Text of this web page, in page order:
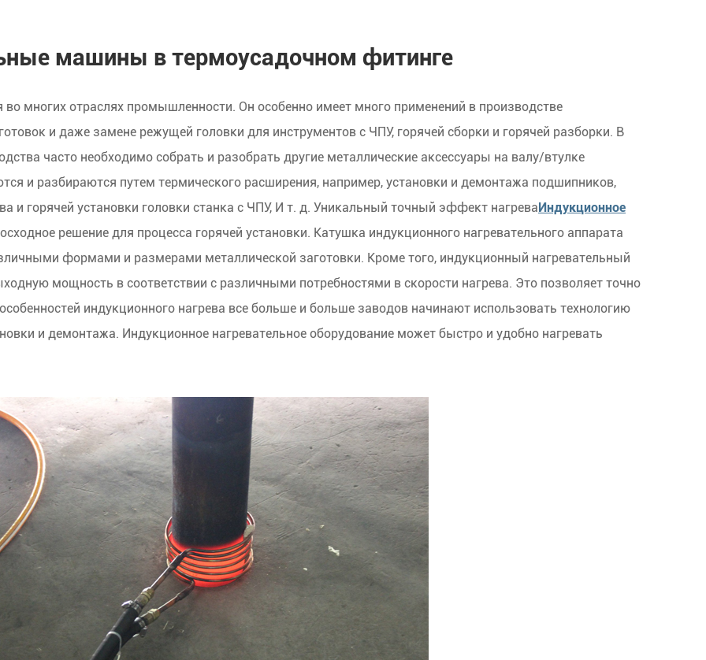
машины в термоусадочном фитинге
многих отраслях промышленности. Он особенно имеет много применений в производстве
и даже замене режущей головки для инструментов с ЧПУ, горячей сборки и горячей разборки. В
часто необходимо собрать и разобрать другие металлические аксессуары на валу/втулке
и разбираются путем термического расширения, например, установки и демонтажа подшипников,
и горячей установки головки станка с ЧПУ, И т. д. Уникальный точный эффект нагреваИндукционное
решение для процесса горячей установки. Катушка индукционного нагревательного аппарата
формами и размерами металлической заготовки. Кроме того, индукционный нагревательный
мощность в соответствии с различными потребностями в скорости нагрева. Это позволяет точно
индукционного нагрева все больше и больше заводов начинают использовать технологию
и демонтажа. Индукционное нагревательное оборудование может быстро и удобно нагревать